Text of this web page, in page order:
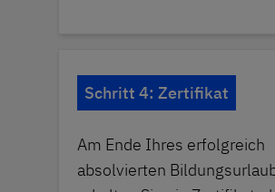
Schritt 4: Zertifikat
Am Ende Ihres erfolgreich
absolvierten